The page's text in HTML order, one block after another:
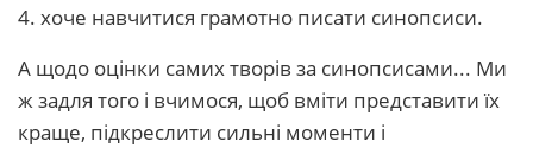
4. хоче навчитися грамотно писати синопсиси.
А щодо оцінки самих творів за синопсисами... Ми
ж задля того і вчимося, щоб вміти представити їх
краще, підкреслити сильні моменти і